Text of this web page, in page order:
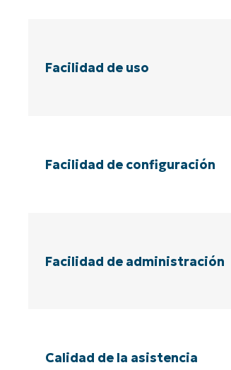
Facilidad de uso
Facilidad de configuración
Facilidad de administración
Calidad de la asistencia